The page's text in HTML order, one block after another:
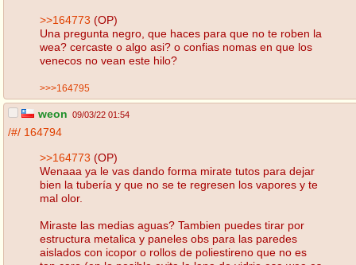
>>164773 (OP)
Una pregunta negro, que haces para que no te roben la
wea? cercaste o algo asi? o confias nomas en que los
venecos no vean este hilo?
>>>164795
weon 09/03/22 01:54
/#/ 164794
>>164773 (OP)
Wenaaa ya le vas dando forma mirate tutos para dejar
bien la tubería y que no se te regresen los vapores y te
mal olor.
Miraste las medias aguas? Tambien puedes tirar por
estructura metalica y paneles obs para las paredes
aislados con icopor o rollos de poliestireno que no es